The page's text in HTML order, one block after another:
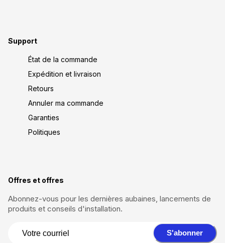
Support
État de la commande
Expédition et livraison
Retours
Annuler ma commande
Garanties
Politiques
Offres et offres
Abonnez-vous pour les dernières aubaines, lancements de
produits et conseils d'installation.
S'abonner